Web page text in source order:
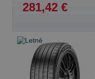
281,42 €